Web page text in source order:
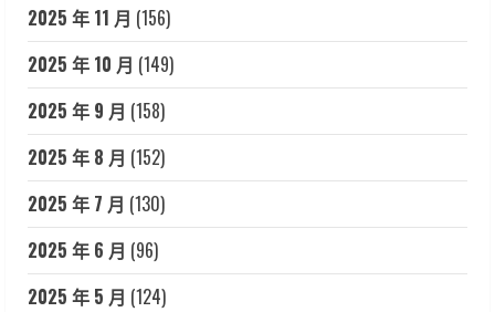
2025 年 11 月 (156)
2025 年 10 月 (149)
2025 年 9 月 (158)
2025 年 8 月 (152)
2025 年 7 月 (130)
2025 年 6 月 (96)
2025 年 5 月 (124)